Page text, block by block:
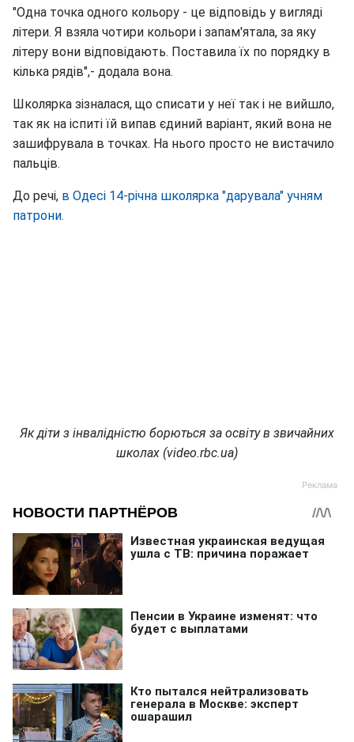
"Одна точка одного кольору - це відповідь у вигляді
літери. Я взяла чотири кольори і запам'ятала, за яку
літеру вони відповідають. Поставила їх по порядку в
кілька рядів",- додала вона.
Школярка зізналася, що списати у неї так і не вийшло,
так як на іспиті їй випав єдиний варіант, який вона не
зашифрувала в точках. На нього просто не вистачило
пальців.
До речі, в Одесі 14-річна школярка "дарувала" учням
патрони.
Як діти з інвалідністю борються за освіту в звичайних
школах (video.rbc.ua)